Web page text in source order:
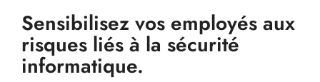
Sensibilisez vos employés aux
risques liés à la sécurité
informatique.